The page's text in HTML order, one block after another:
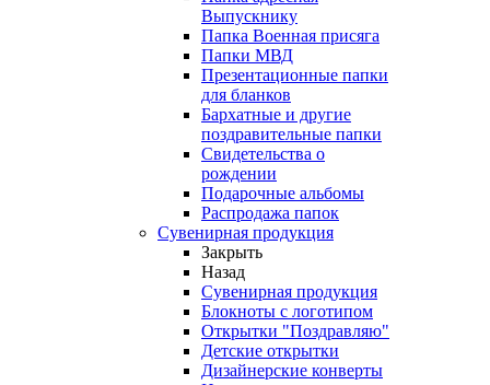
Выпускнику
Папка Военная присяга
Папки МВД
Презентационные папки
для бланков
Бархатные и другие
поздравительные папки
Свидетельства о
рождении
Подарочные альбомы
Распродажа папок
Сувенирная продукция
Закрыть
Назад
Сувенирная продукция
Блокноты с логотипом
Открытки "Поздравляю"
Детские открытки
Дизайнерские конверты